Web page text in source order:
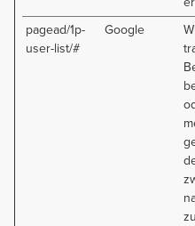
pagead/1p-
user-list/#
Google